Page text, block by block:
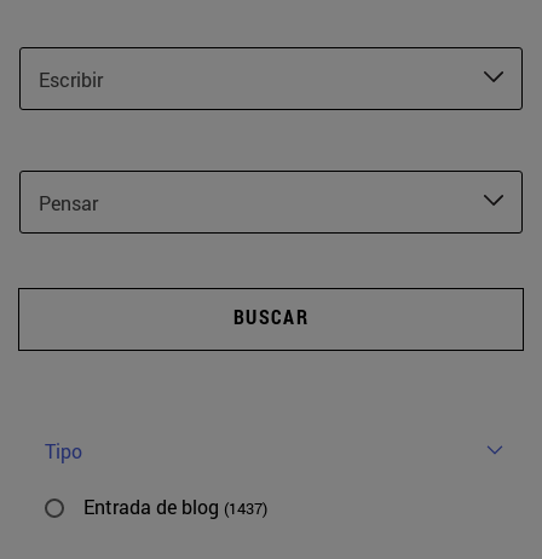
Escribir
Pensar
BUSCAR
Tipo
Entrada de blog (1437)